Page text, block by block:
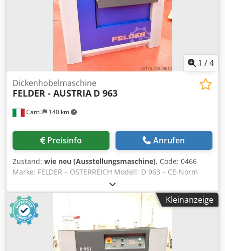
1 /4
Cantù 140 km
Dickenhobelmaschine
FELDER - AUSTRIA D 963
Preisinfo Anrufen
Zustand: wie neu (Ausstellungsmaschine), Code: 0466
Marke: FELDER – ÖSTERREICH Modell: D 963 – CE-Norm
Automatische Hobelmaschine mit leisem Silent-Power-
Spindelmotor und Digi-Drive-Positionierungssystem – CE-
Norm Arbeitsbreite 630 mm Arbeitshöhe 3–300 mm Max.
Spanabtrag 8 mm Variable Vorschubgeschwindigkeit von 4
bis 16 m/min Hobelspindel mit Silent-Power-Spiralmessern
und wendbaren Hartmetallmessern Dwjdpezqd D Ejfx Ah
Nsa Digi-Drive-Automatisches Positionierungssystem
Kleinanzeige